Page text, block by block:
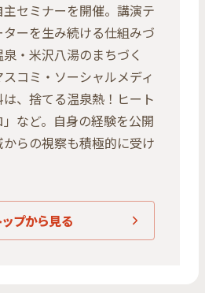
セミナーを開催。講演テ
ーを生み続ける仕組みづ
・米沢八湯のまちづく
コミ・ソーシャルメディ
、捨てる温泉熱！ヒート
など。自身の経験を公開
からの視察も積極的に受け
プから見る